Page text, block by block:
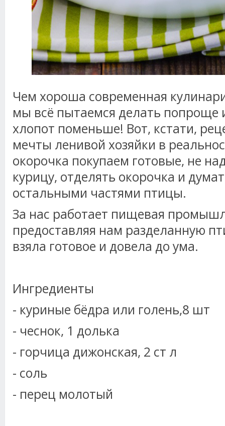
Чем хороша современная
мы всё пытаемся делать попроще
хлопот поменьше! Вот, кстати,
мечты ленивой хозяйки в
окорочка покупаем готовые, не
курицу, отделять окорочка и
остальными частями птицы.
За нас работает пищевая
предоставляя нам разделанную
взяла готовое и довела до ума.
Ингредиенты
- куриные бёдра или голень,8 шт
- чеснок, 1 долька
- горчица дижонская, 2 ст л
- соль
- перец молотый